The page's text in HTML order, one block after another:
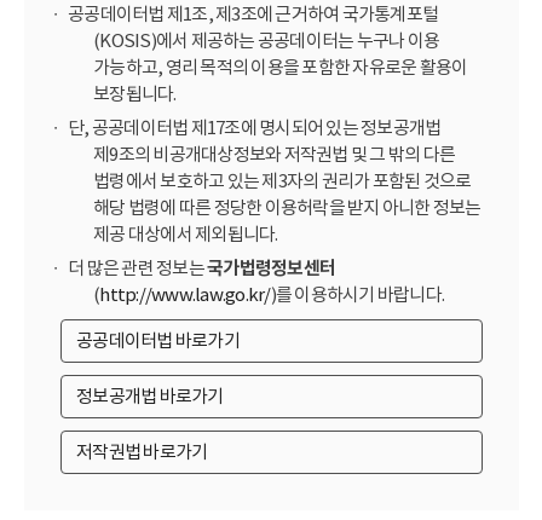
공공데이터법 제1조, 제3조에 근거하여 국가통계포털
(KOSIS)에서 제공하는 공공데이터는 누구나 이용
가능하고, 영리 목적의 이용을 포함한 자유로운 활용이
보장됩니다.
단, 공공데이터법 제17조에 명시되어 있는 정보공개법
제9조의 비공개대상정보와 저작권법 및 그 밖의 다른
법령에서 보호하고 있는 제3자의 권리가 포함된 것으로
해당 법령에 따른 정당한 이용허락을 받지 아니한 정보는
제공 대상에서 제외됩니다.
더 많은 관련 정보는국가법령정보센터
(http://www.law.go.kr/)를 이용하시기 바랍니다.
공공데이터법 바로가기
정보공개법 바로가기
저작권법 바로가기